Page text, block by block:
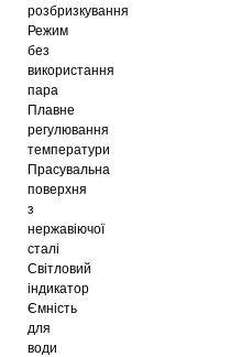
розбризкування
Режим
без
використання
пара
Плавне
регулювання
температури
Прасувальна
поверхня
з
нержавіючої
сталі
Світловий
індикатор
Ємність
для
води